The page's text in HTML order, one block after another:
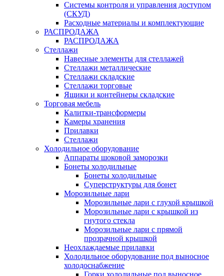
Системы контроля и управления доступом
(СКУД)
Расходные материалы и комплектующие
РАСПРОДАЖА
РАСПРОДАЖА
Стеллажи
Навесные элементы для стеллажей
Стеллажи металлические
Стеллажи складские
Стеллажи торговые
Ящики и контейнеры складские
Торговая мебель
Калитки-трансформеры
Камеры хранения
Прилавки
Стеллажи
Холодильное оборудование
Аппараты шоковой заморозки
Бонеты холодильные
Бонеты холодильные
Суперструктуры для бонет
Морозильные лари
Морозильные лари с глухой крышкой
Морозильные лари с крышкой из
гнутого стекла
Морозильные лари с прямой
прозрачной крышкой
Неохлаждаемые прилавки
Холодильное оборудование под выносное
холодоснабжение
Горки холодильные под выносное